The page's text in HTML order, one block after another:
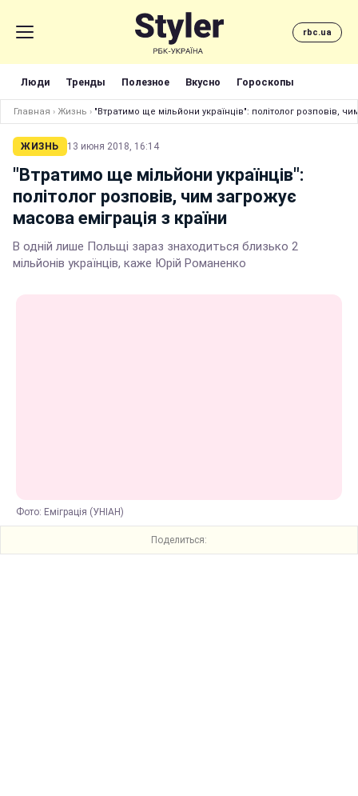
rbc.ua
Люди Тренды Полезное Вкусно Гороскопы
Главная › Жизнь › "Втратимо ще мільйони українців": політолог розповів,
ЖИЗНЬ 13 июня 2018, 16:14
"Втратимо ще мільйони українців":
політолог розповів, чим загрожує
масова еміграція з країни
В одній лише Польщі зараз знаходиться близько 2
мільйонів українців, каже Юрій Романенко
Фото: Еміграція (УНІАН)
Поделиться: